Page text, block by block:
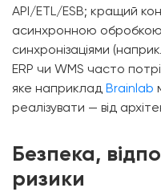
API/ETL/ESB; кращий
асинхронною
синхронізаціями
ERP чи WMS часто
яке наприклад Brainlab
реалізувати — від
Безпека,
ризики